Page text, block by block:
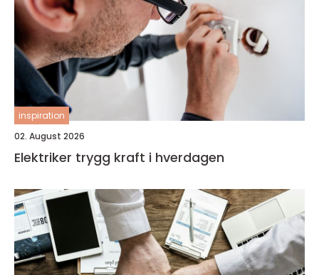
inspiration
02. August 2026
Elektriker trygg kraft i hverdagen